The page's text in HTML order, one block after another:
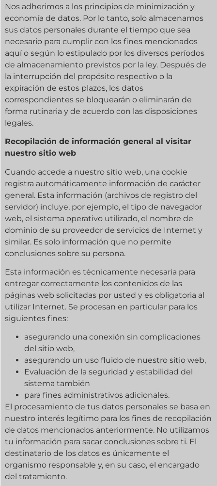
Nos adherimos a los principios de minimización y
economía de datos. Por lo tanto, solo almacenamos
sus datos personales durante el tiempo que sea
necesario para cumplir con los fines mencionados
aquí o según lo estipulado por los diversos períodos
de almacenamiento previstos por la ley. Después de
la interrupción del propósito respectivo o la
expiración de estos plazos, los datos
correspondientes se bloquearán o eliminarán de
forma rutinaria y de acuerdo con las disposiciones
legales.
Recopilación de información general al visitar
nuestro sitio web
Cuando accede a nuestro sitio web, una cookie
registra automáticamente información de carácter
general. Esta información (archivos de registro del
servidor) incluye, por ejemplo, el tipo de navegador
web, el sistema operativo utilizado, el nombre de
dominio de su proveedor de servicios de Internet y
similar. Es solo información que no permite
conclusiones sobre su persona.
Esta información es técnicamente necesaria para
entregar correctamente los contenidos de las
páginas web solicitadas por usted y es obligatoria al
utilizar Internet. Se procesan en particular para los
siguientes fines:
asegurando una conexión sin complicaciones
del sitio web,
asegurando un uso fluido de nuestro sitio web,
Evaluación de la seguridad y estabilidad del
sistema también
para fines administrativos adicionales.
El procesamiento de tus datos personales se basa en
nuestro interés legítimo para los fines de recopilación
de datos mencionados anteriormente. No utilizamos
tu información para sacar conclusiones sobre ti. El
destinatario de los datos es únicamente el
organismo responsable y, en su caso, el encargado
del tratamiento.